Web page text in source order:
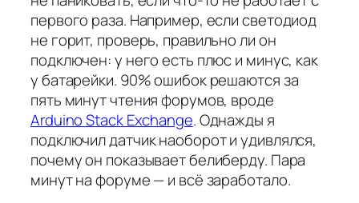
первого раза. Например, если светодиод
не горит, проверь, правильно ли он
подключен: у него есть плюс и минус, как
у батарейки. 90% ошибок решаются за
пять минут чтения форумов, вроде
Arduino Stack Exchange. Однажды я
подключил датчик наоборот и удивлялся,
почему он показывает белиберду. Пара
минут на форуме — и всё заработало.